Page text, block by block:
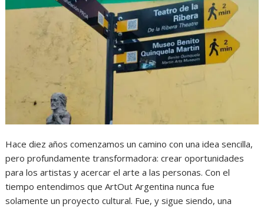
Hace diez años comenzamos un camino con una idea sencilla,
pero profundamente transformadora: crear oportunidades
para los artistas y acercar el arte a las personas. Con el
tiempo entendimos que ArtOut Argentina nunca fue
solamente un proyecto cultural. Fue, y sigue siendo, una